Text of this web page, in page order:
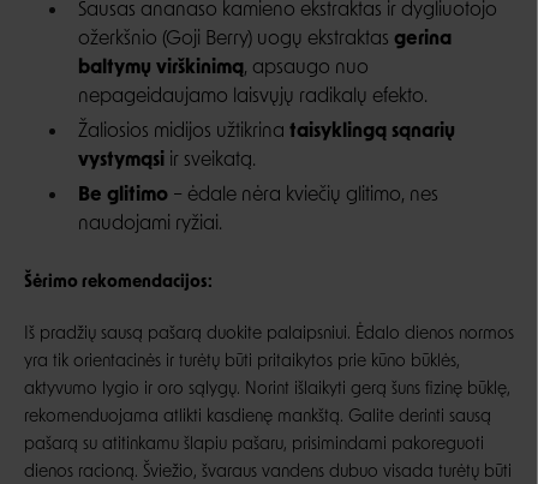
Sausas ananaso kamieno ekstraktas ir dygliuotojo
ožerkšnio (Goji Berry) uogų ekstraktas gerina
baltymų virškinimą, apsaugo nuo
nepageidaujamo laisvųjų radikalų efekto.
Žaliosios midijos užtikrina taisyklingą sąnarių
vystymąsi ir sveikatą.
Be glitimo – ėdale nėra kviečių glitimo, nes
naudojami ryžiai.
Šėrimo rekomendacijos:
Iš pradžių sausą pašarą duokite palaipsniui. Ėdalo dienos normos
yra tik orientacinės ir turėtų būti pritaikytos prie kūno būklės,
aktyvumo lygio ir oro sąlygų. Norint išlaikyti gerą šuns fizinę būklę,
rekomenduojama atlikti kasdienę mankštą. Galite derinti sausą
pašarą su atitinkamu šlapiu pašaru, prisimindami pakoreguoti
dienos racioną. Šviežio, švaraus vandens dubuo visada turėtų būti